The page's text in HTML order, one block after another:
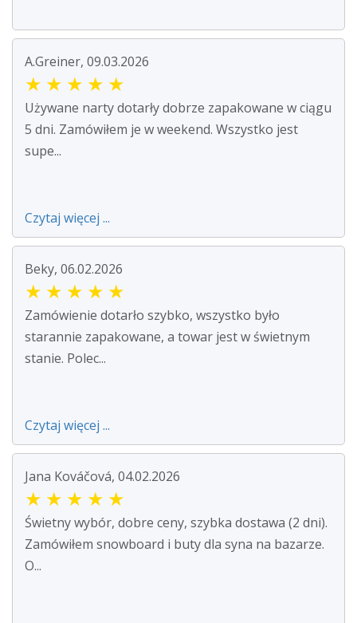
A.Greiner, 09.03.2026
★ ★ ★ ★ ★
Używane narty dotarły dobrze zapakowane w ciągu
5 dni. Zamówiłem je w weekend. Wszystko jest
supe...
Czytaj więcej ...
Beky, 06.02.2026
★ ★ ★ ★ ★
Zamówienie dotarło szybko, wszystko było
starannie zapakowane, a towar jest w świetnym
stanie. Polec...
Czytaj więcej ...
Jana Kováčová, 04.02.2026
★ ★ ★ ★ ★
Świetny wybór, dobre ceny, szybka dostawa (2 dni).
Zamówiłem snowboard i buty dla syna na bazarze.
O...